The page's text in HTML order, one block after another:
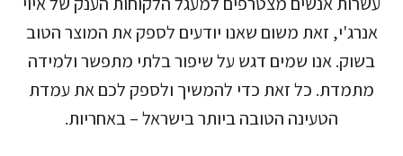
אנרג'י, זאת משום שאנו יודעים לספק את המוצר הטוב
בשוק. אנו שמים דגש על שיפור בלתי מתפשר ולמידה
מתמדת. כל זאת כדי להמשיך ולספק לכם את עמדת
הטעינה הטובה ביותר בישראל – באחריות.